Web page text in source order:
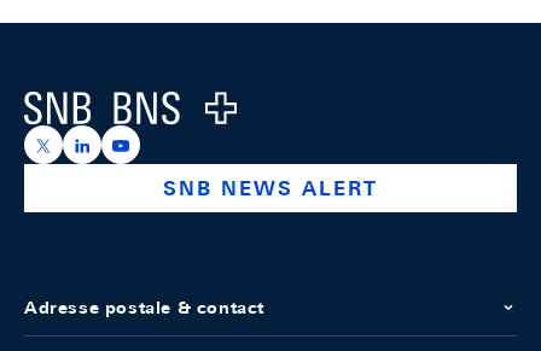
Logo
https://x.com/snb_bns
https://ch.linkedin.com/company/swiss-national-
https://www.youtube.com/@swissnationalbank
SNB NEWS ALERT
Adresse postale & contact